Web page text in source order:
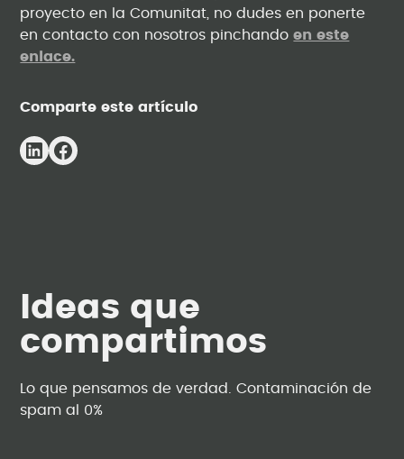
Comparte este artículo
proyecto en la Comunitat, no dudes en ponerte
en contacto con nosotros pinchando en este
enlace.
Ideas que
compartimos
Lo que pensamos de verdad. Contaminación de
spam al 0%